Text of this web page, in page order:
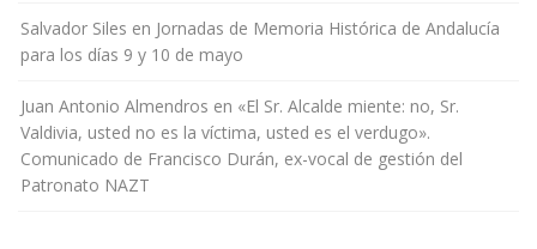
Salvador Siles en Jornadas de Memoria Histórica de Andalucía
para los días 9 y 10 de mayo
Juan Antonio Almendros en «El Sr. Alcalde miente: no, Sr.
Valdivia, usted no es la víctima, usted es el verdugo».
Comunicado de Francisco Durán, ex-vocal de gestión del
Patronato NAZT